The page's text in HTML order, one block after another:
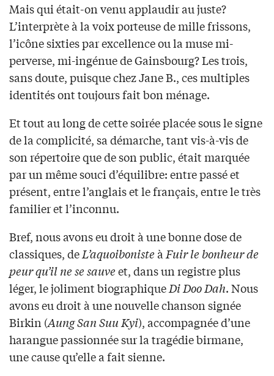
Mais qui était-on venu applaudir au juste?
L’interprète à la voix porteuse de mille frissons,
l’icône sixties par excellence ou la muse mi-
perverse, mi-ingénue de Gainsbourg? Les trois,
sans doute, puisque chez Jane B., ces multiples
identités ont toujours fait bon ménage.
Et tout au long de cette soirée placée sous le signe
de la complicité, sa démarche, tant vis-à-vis de
son répertoire que de son public, était marquée
par un même souci d’équilibre: entre passé et
présent, entre l’anglais et le français, entre le très
familier et l’inconnu.
Bref, nous avons eu droit à une bonne dose de
classiques, deL’aquoibonisteàFuir le bonheur de
peur qu’il ne se sauveet, dans un registre plus
léger, le joliment biographiqueDi Doo Dah. Nous
avons eu droit à une nouvelle chanson signée
Birkin (Aung San Suu Kyi), accompagnée d’une
harangue passionnée sur la tragédie birmane,
une cause qu’elle a fait sienne.